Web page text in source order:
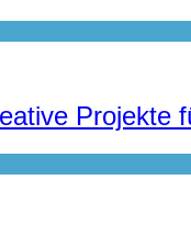
Projekte